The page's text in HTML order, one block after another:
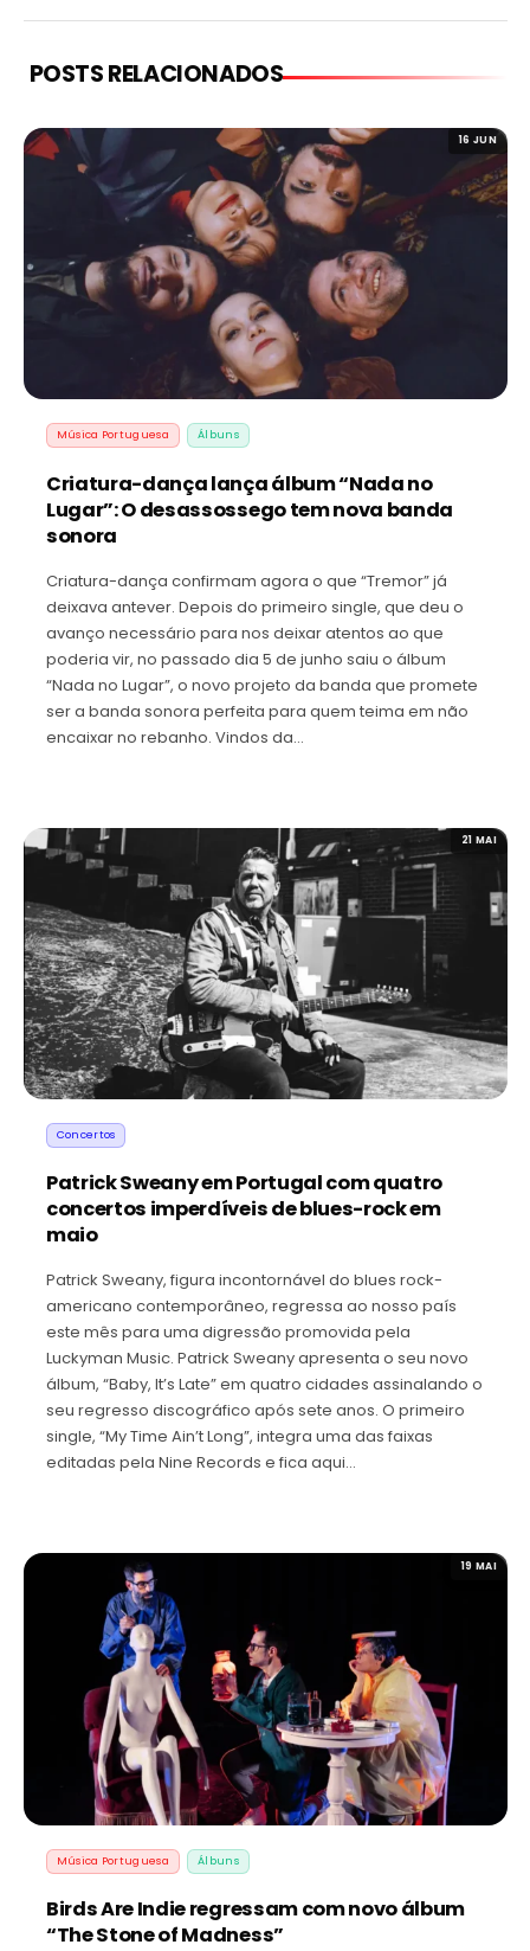
POSTS RELACIONADOS
16 JUN
Música Portuguesa Álbuns
Criatura-dança lança álbum “Nada no
Lugar”: O desassossego tem nova banda
sonora
Criatura-dança confirmam agora o que “Tremor” já
deixava antever. Depois do primeiro single, que deu o
avanço necessário para nos deixar atentos ao que
poderia vir, no passado dia 5 de junho saiu o álbum
“Nada no Lugar”, o novo projeto da banda que promete
ser a banda sonora perfeita para quem teima em não
encaixar no rebanho. Vindos da…
21 MAI
Concertos
Patrick Sweany em Portugal com quatro
concertos imperdíveis de blues-rock em
maio
Patrick Sweany, figura incontornável do blues rock-
americano contemporâneo, regressa ao nosso país
este mês para uma digressão promovida pela
Luckyman Music. Patrick Sweany apresenta o seu novo
álbum, “Baby, It’s Late” em quatro cidades assinalando o
seu regresso discográfico após sete anos. O primeiro
single, “My Time Ain’t Long”, integra uma das faixas
editadas pela Nine Records e fica aqui…
19 MAI
Música Portuguesa Álbuns
Birds Are Indie regressam com novo álbum
“The Stone of Madness”